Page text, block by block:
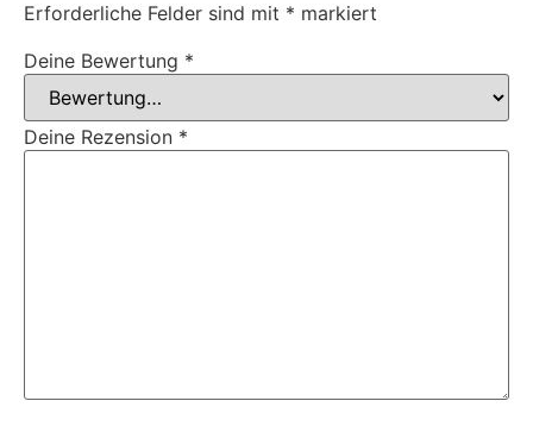
Erforderliche Felder sind mit * markiert
Deine Bewertung *
Deine Rezension *